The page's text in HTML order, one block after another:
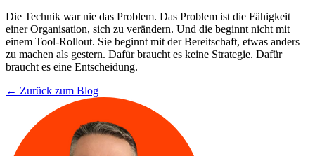
Die Technik war nie das Problem. Das Problem ist die Fähigkeit
einer Organisation, sich zu verändern. Und die beginnt nicht mit
einem Tool-Rollout. Sie beginnt mit der Bereitschaft, etwas anders
zu machen als gestern. Dafür braucht es keine Strategie. Dafür
braucht es eine Entscheidung.
← Zurück zum Blog